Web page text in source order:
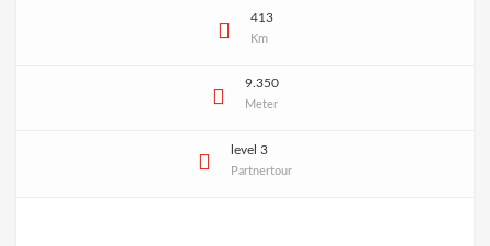
413
Km
9.350
Meter
level 3
Partnertour